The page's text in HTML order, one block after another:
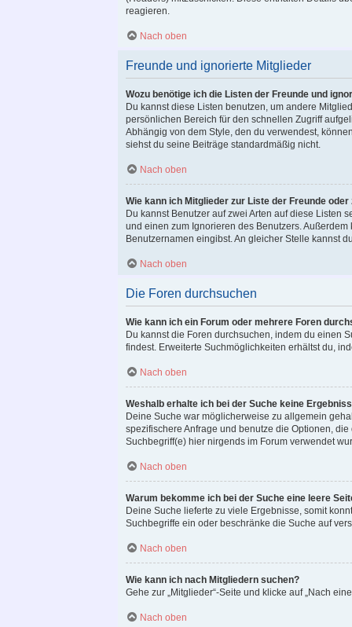
reagieren.
Nach oben
Freunde und ignorierte Mitglieder
Wozu benötige ich die Listen der Freunde und
Du kannst diese Listen benutzen, um andere
persönlichen Bereich für den schnellen Zugriff
Abhängig von dem Style, den du verwendest,
siehst du seine Beiträge standardmäßig nicht.
Nach oben
Wie kann ich Mitglieder zur Liste der Freunde
Du kannst Benutzer auf zwei Arten auf diese Listen
und einen zum Ignorieren des Benutzers.
Benutzernamen eingibst. An gleicher Stelle kannst
Nach oben
Die Foren durchsuchen
Wie kann ich ein Forum oder mehrere Foren
Du kannst die Foren durchsuchen, indem du einen
findest. Erweiterte Suchmöglichkeiten erhältst du,
Nach oben
Weshalb erhalte ich bei der Suche keine
Deine Suche war möglicherweise zu allgemein
spezifischere Anfrage und benutze die Optionen,
Suchbegriff(e) hier nirgends im Forum verwendet
Nach oben
Warum bekomme ich bei der Suche eine leere
Deine Suche lieferte zu viele Ergebnisse, somit
Suchbegriffe ein oder beschränke die Suche auf
Nach oben
Wie kann ich nach Mitgliedern suchen?
Gehe zur „Mitglieder“-Seite und klicke auf „Nach
Nach oben